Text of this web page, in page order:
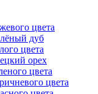
цвета
дуб
цвета
орех
цвета
цвета